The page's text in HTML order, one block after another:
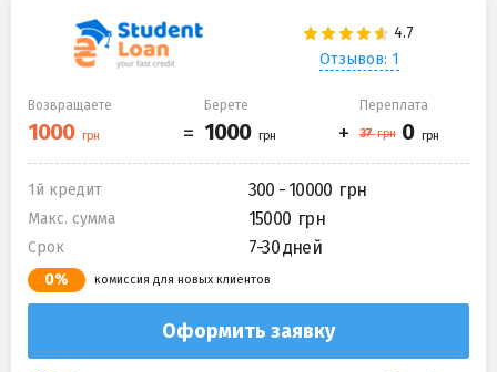
Отзывов: 1
Возвращаете Берете Переплата
1й кредит 300 - 10000
Макс. сумма 15000
Срок 7-30 дней
0% комиссия для новых клиентов
Оформить заявку